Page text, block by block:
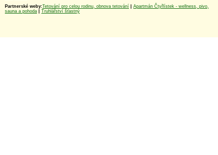
Partnerské weby:Tetování pro celou rodinu, obnova tetování
Apartmán Čtyřlístek - wellness, pivo,
sauna a pohoda
Truhlářství šťastný